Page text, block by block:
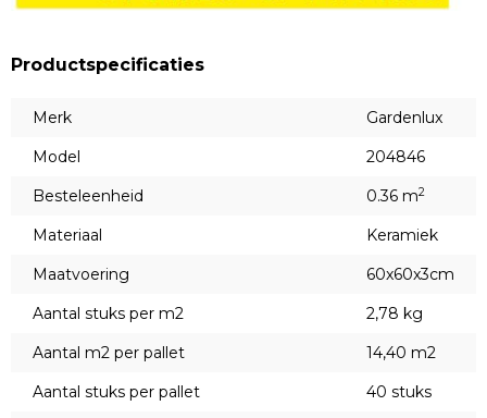
Productspecificaties
Merk
Gardenlux
Model
204846
Besteleenheid
0.36 m2
Materiaal
Keramiek
Maatvoering
60x60x3cm
Aantal stuks per m2
2,78 kg
Aantal m2 per pallet
14,40 m2
Aantal stuks per pallet
40 stuks